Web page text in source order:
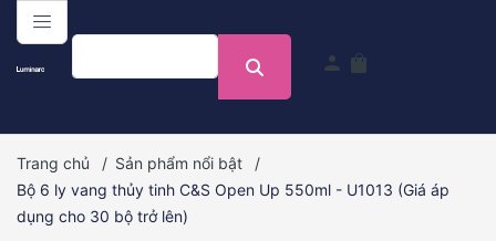
menu
person shopping_bag
Trang chủ / Sản phẩm nổi bật
/
Bộ 6 ly vang thủy tinh C&S Open Up 550ml - U1013 (Giá áp
dụng cho 30 bộ trở lên)